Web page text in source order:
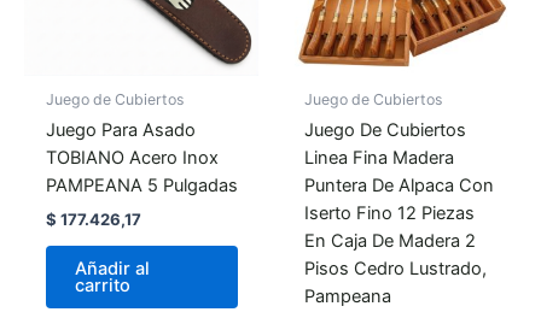
Juego de Cubiertos
Juego Para Asado
TOBIANO Acero Inox
PAMPEANA 5 Pulgadas
$ 177.426,17
Añadir al
carrito
Juego de Cubiertos
Juego De Cubiertos
Linea Fina Madera
Puntera De Alpaca Con
Iserto Fino 12 Piezas
En Caja De Madera 2
Pisos Cedro Lustrado,
Pampeana